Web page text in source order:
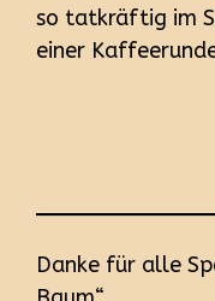
so tatkräftig im
einer
Danke für alle